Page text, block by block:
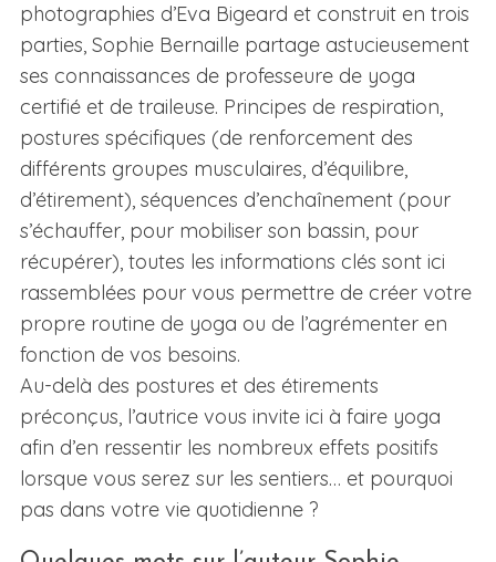
photographies d’Eva Bigeard et construit en trois
parties, Sophie Bernaille partage astucieusement
ses connaissances de professeure de yoga
certifié et de traileuse. Principes de respiration,
postures spécifiques (de renforcement des
différents groupes musculaires, d’équilibre,
d’étirement), séquences d’enchaînement (pour
s’échauffer, pour mobiliser son bassin, pour
récupérer), toutes les informations clés sont ici
rassemblées pour vous permettre de créer votre
propre routine de yoga ou de l’agrémenter en
fonction de vos besoins.
Au-delà des postures et des étirements
préconçus, l’autrice vous invite ici à faire yoga
afin d’en ressentir les nombreux effets positifs
lorsque vous serez sur les sentiers… et pourquoi
pas dans votre vie quotidienne ?